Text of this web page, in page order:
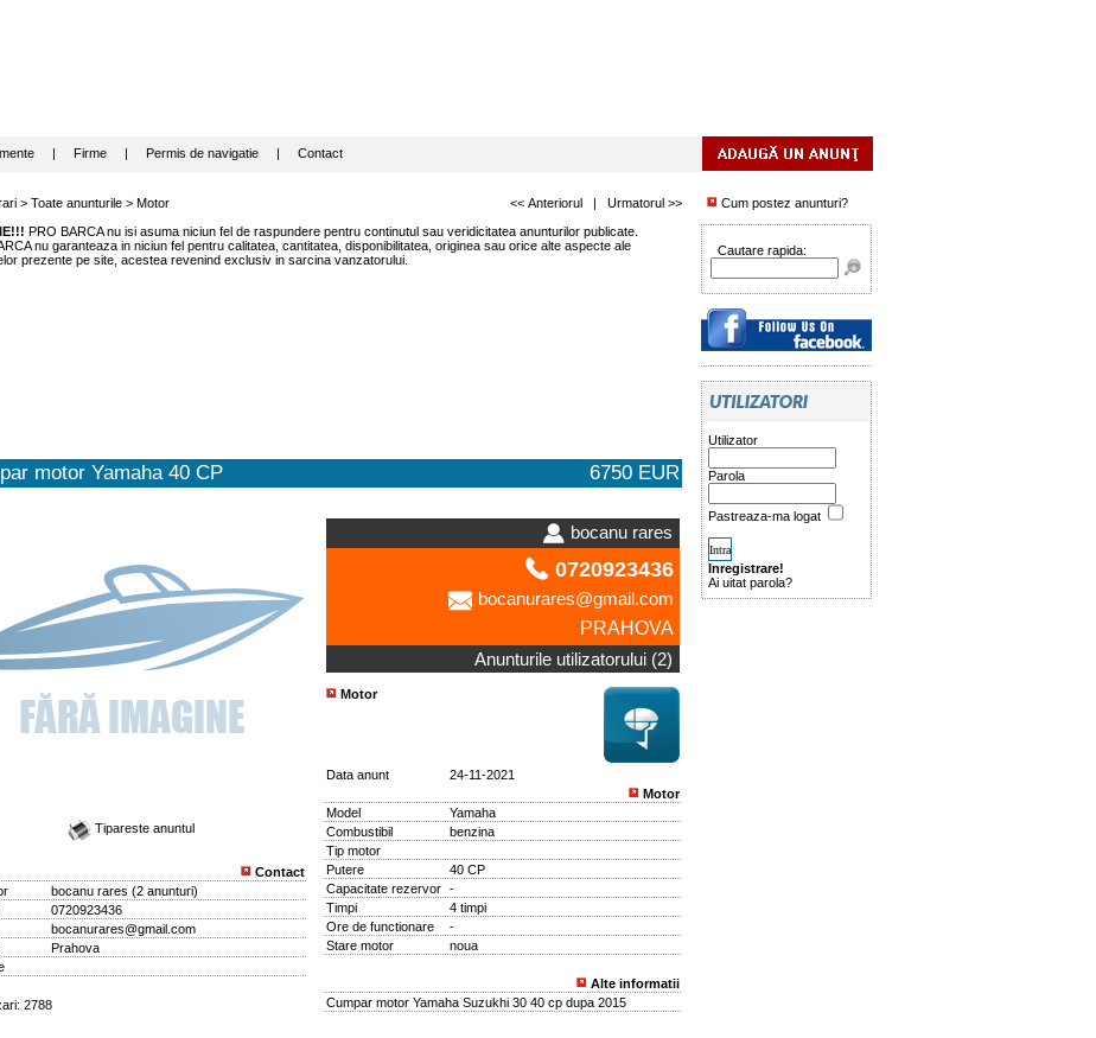
| Firme| Permis de navigatie| Contact
> Toate anunturile> Motor << Anteriorul| Urmatorul >>
PRO BARCA nu isi asuma niciun fel de raspundere pentru continutul sau veridicitatea anunturilor publicate.
nu garanteaza in niciun fel pentru calitatea, cantitatea, disponibilitatea, originea sau orice alte aspecte ale
prezente pe site, acestea revenind exclusiv in sarcina vanzatorului.
motor Yamaha 40 CP 6750 EUR
Tipareste anuntul
Contact
bocanu rares (2 anunturi)
0720923436
bocanurares@gmail.com
Prahova
2788
bocanu rares
0720923436
bocanurares@gmail.com
PRAHOVA
Anunturile utilizatorului (2)
Motor
Data anunt
24-11-2021
Motor
Model
Yamaha
Combustibil
benzina
Tip motor
Putere
40 CP
Capacitate rezervor
-
Timpi
4 timpi
Ore de functionare
-
Stare motor
noua
Alte informatii
Cumpar motor Yamaha Suzukhi 30 40 cp dupa 2015
Cum postez anunturi?
Cautare rapida:
Utilizator
Parola
Pastreaza-ma logat
Inregistrare!
Ai uitat parola?